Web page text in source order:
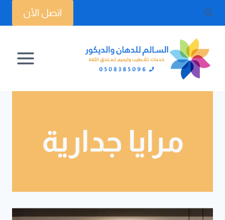
التجاوز
اتصل الأن
مرايا جدارية